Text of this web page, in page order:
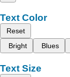
Text Color
Reset
Bright
Blues
Text Size